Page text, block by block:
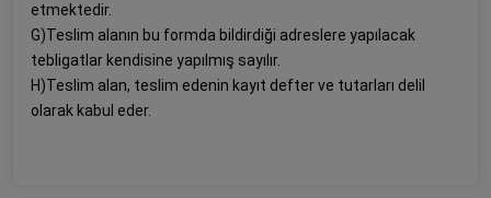
etmektedir.
G)Teslim alanın bu formda bildirdiği adreslere yapılacak
tebligatlar kendisine yapılmış sayılır.
H)Teslim alan, teslim edenin kayıt defter ve tutarları delil
olarak kabul eder.